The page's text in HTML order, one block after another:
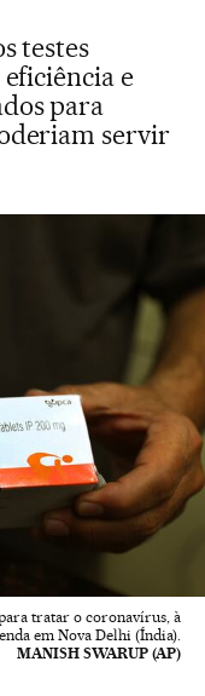
testes
e
para
servir
tratar o coronavírus, à
em Nova Delhi (Índia).
MANISH SWARUP (AP)